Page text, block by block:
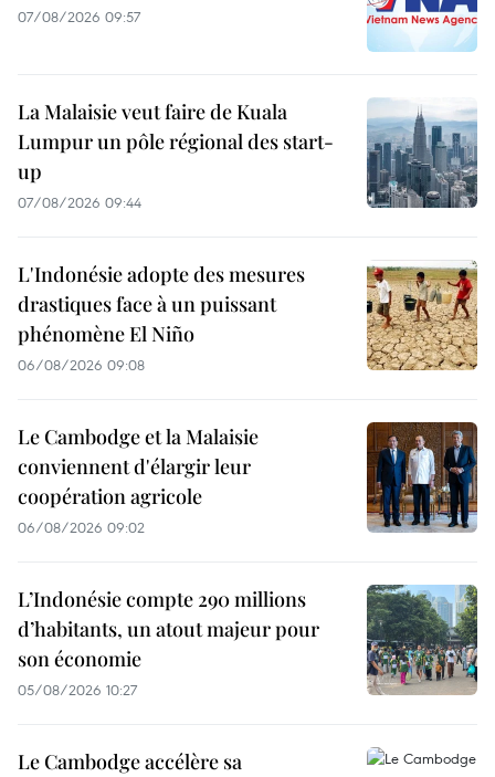
07/08/2026 09:57
La Malaisie veut faire de Kuala
Lumpur un pôle régional des start-
up
07/08/2026 09:44
L'Indonésie adopte des mesures
drastiques face à un puissant
phénomène El Niño
06/08/2026 09:08
Le Cambodge et la Malaisie
conviennent d'élargir leur
coopération agricole
06/08/2026 09:02
L’Indonésie compte 290 millions
d’habitants, un atout majeur pour
son économie
05/08/2026 10:27
Le Cambodge accélère sa